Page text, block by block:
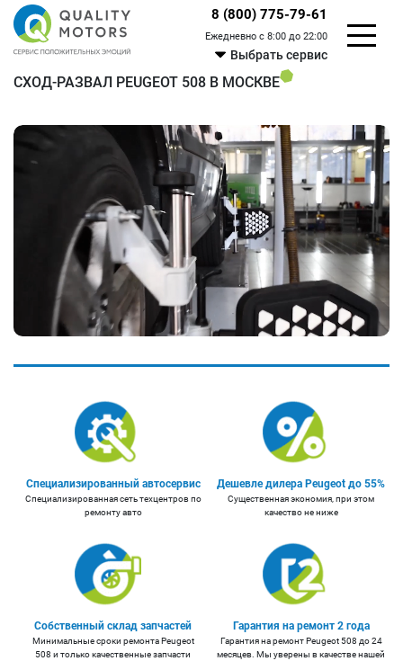
8 (800) 775-79-61
Ежедневно с 8:00 до 22:00
Выбрать сервис
СХОД-РАЗВАЛ PEUGEOT 508 В МОСКВЕ
Специализированный автосервис
Специализированная сеть техцентров по
ремонту авто
Дешевле дилера Peugeot до 55%
Существенная экономия, при этом
качество не ниже
Собственный склад запчастей
Минимальные сроки ремонта Peugeot
508 и только качественные запчасти
Гарантия на ремонт 2 года
Гарантия на ремонт Peugeot 508 до 24
месяцев. Мы уверены в качестве нашей